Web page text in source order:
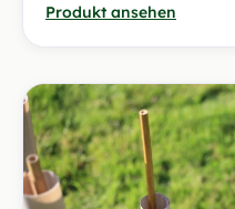
Produkt ansehen